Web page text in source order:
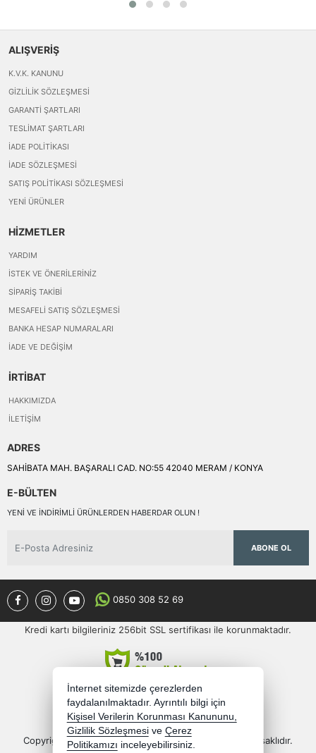
ALIŞVERİŞ
K.V.K. KANUNU
GIZLILIK SÖZLEŞMESI
GARANTI ŞARTLARI
TESLIMAT ŞARTLARI
İADE POLITIKASI
İADE SÖZLEŞMESI
SATIŞ POLITIKASI SÖZLEŞMESI
YENI ÜRÜNLER
HİZMETLER
YARDIM
İSTEK VE ÖNERILERINIZ
SIPARIŞ TAKIBI
MESAFELI SATIŞ SÖZLEŞMESI
BANKA HESAP NUMARALARI
İADE VE DEĞIŞIM
İRTİBAT
HAKKIMIZDA
İLETIŞIM
ADRES
SAHİBATA MAH. BAŞARALI CAD. NO:55 42040 MERAM / KONYA
E-BÜLTEN
YENI VE INDIRIMLI ÜRÜNLERDEN HABERDAR OLUN !
ABONE OL
0850 308 52 69
Kredi kartı bilgileriniz 256bit SSL sertifikası ile korunmaktadır.
Copyright 2026 semercioglutoptan.com - Tüm hakları saklıdır.
İnternet sitemizde çerezlerden
faydalanılmaktadır. Ayrıntılı bilgi için
Kişisel Verilerin Korunması Kanununu,
Gizlilik Sözleşmesi ve Çerez
Politikamızı inceleyebilirsiniz.